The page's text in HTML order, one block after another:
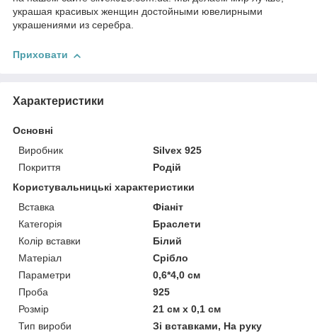
украшая красивых женщин достойными ювелирными
украшениями из серебра.
Приховати
Характеристики
Основні
Виробник
Silvex 925
Покриття
Родій
Користувальницькі характеристики
Вставка
Фіаніт
Категорія
Браслети
Колір вставки
Білий
Матеріал
Срібло
Параметри
0,6*4,0 см
Проба
925
Розмір
21 см x 0,1 см
Тип вироби
Зі вставками, На руку